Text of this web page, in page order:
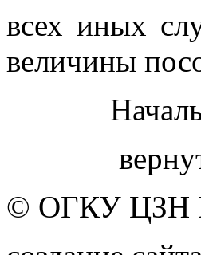
всех иных
величины
© ОГКУ ЦЗН